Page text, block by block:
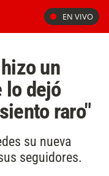
EN VIVO
un
lo dejó
raro"
su nueva
seguidores.